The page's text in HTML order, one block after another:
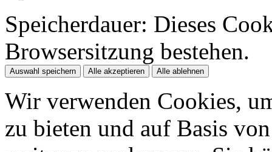
Speicherdauer: Dieses
Browsersitzung bestehen.
Auswahl speichern Alle akzeptieren Alle ablehnen
Wir verwenden Cookies,
zu bieten und auf Basis